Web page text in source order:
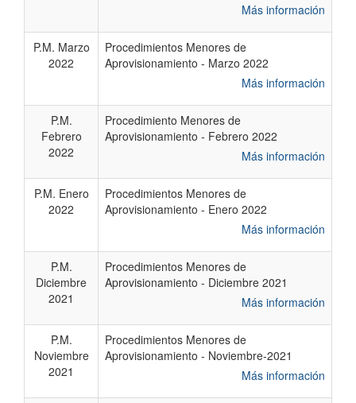
Más información
P.M. Marzo
2022
Procedimientos Menores de
Aprovisionamiento - Marzo 2022
Más información
P.M.
Febrero
2022
Procedimiento Menores de
Aprovisionamiento - Febrero 2022
Más información
P.M. Enero
2022
Procedimientos Menores de
Aprovisionamiento - Enero 2022
Más información
P.M.
Diciembre
2021
Procedimientos Menores de
Aprovisionamiento - Diciembre 2021
Más información
P.M.
Noviembre
2021
Procedimientos Menores de
Aprovisionamiento - Noviembre-2021
Más información